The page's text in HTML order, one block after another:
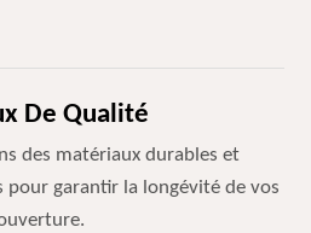
De Qualité
des matériaux durables et
pour garantir la longévité de vos